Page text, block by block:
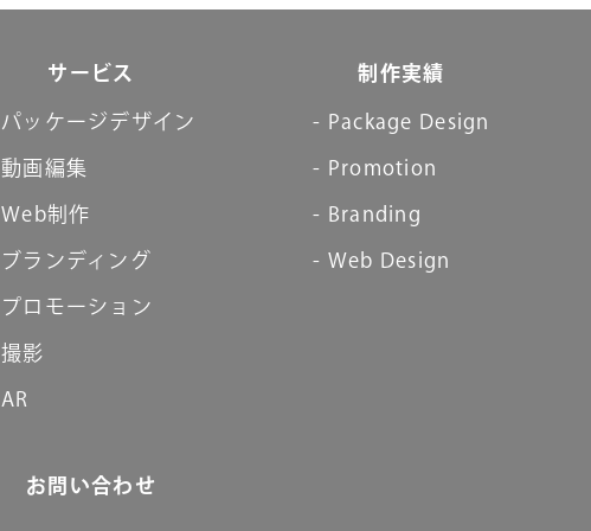
サービス
パッケージデザイン
動画編集
Web制作
ブランディング
プロモーション
撮影
AR
制作実績
Package Design
Promotion
Branding
Web Design
お問い合わせ